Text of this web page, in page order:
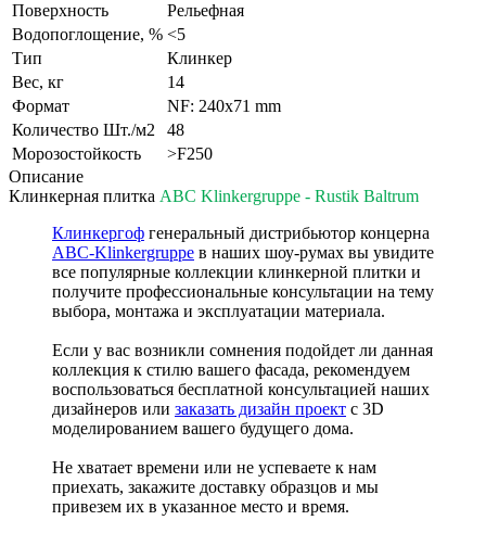
Поверхность
Рельефная
Водопоглощение, % <5
Тип
Клинкер
Вес, кг
14
Формат
NF: 240x71 mm
Количество Шт./м2
48
Морозостойкость
>F250
Описание
Клинкерная плитка ABC Klinkergruppe - Rustik Baltrum
Клинкергоф генеральный дистрибьютор концерна
ABC-Klinkergruppe в наших шоу-румах вы увидите
все популярные коллекции клинкерной плитки и
получите профессиональные консультации на тему
выбора, монтажа и эксплуатации материала.
Если у вас возникли сомнения подойдет ли данная
коллекция к стилю вашего фасада, рекомендуем
воспользоваться бесплатной консультацией наших
дизайнеров или заказать дизайн проект с 3D
моделированием вашего будущего дома.
Не хватает времени или не успеваете к нам
приехать, закажите доставку образцов и мы
привезем их в указанное место и время.